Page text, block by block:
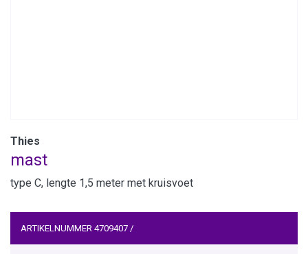
Thies
mast
type C, lengte 1,5 meter met kruisvoet
ARTIKELNUMMER 4709407 /